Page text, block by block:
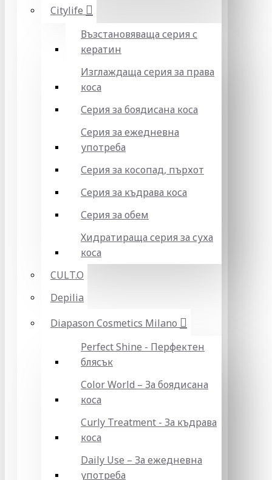
Citylife
Възстановяваща серия с
кератин
Изглаждаща серия за права
коса
Серия за боядисана коса
Серия за ежедневна
употреба
Серия за косопад, пърхот
Серия за къдрава коса
Серия за обем
Хидратираща серия за суха
коса
CULT.O
Depilia
Diapason Cosmetics Milano
Perfect Shine - Перфектен
блясък
Color World – За боядисана
коса
Curly Treatment - За къдрава
коса
Daily Use – За ежедневна
употреба